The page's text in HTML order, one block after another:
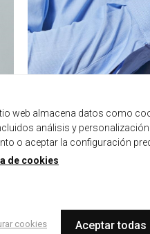
web almacena datos como
análisis y
o aceptar la configuración
de cookies
cookies Aceptar